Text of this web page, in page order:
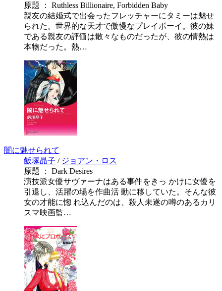
原題 ： Ruthless Billionaire, Forbidden Baby
親友の結婚式で出会ったフレッチャーにタミーは魅せ
られた。世界的な天才で傲慢なプレイボーイ。彼の妹
である親友の評価は散々なものだったが、彼の情熱は
本物だった。熱…
闇に魅せられて
飯塚晶子 / ジョアン・ロス
原題 ： Dark Desires
演技派女優サヴァーナはある事件をきっ かけに女優を
引退し、活躍の場を作曲活 動に移していた。そんな彼
女の才能に惚 れ込んだのは、殺人未遂の噂のあるカリ
スマ映画監…